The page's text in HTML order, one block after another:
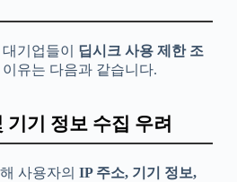
기업들이 딥시크 사용 제한 조
유는 다음과 같습니다.
기기 정보 수집 우려
사용자의 IP 주소, 기기 정보,